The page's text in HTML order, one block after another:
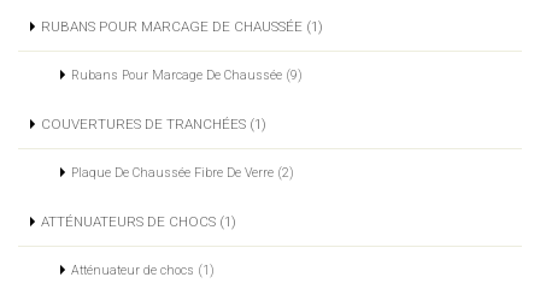
RUBANS POUR MARCAGE DE CHAUSSÉE (1)
Rubans Pour Marcage De Chaussée (9)
COUVERTURES DE TRANCHÉES (1)
Plaque De Chaussée Fibre De Verre (2)
ATTÉNUATEURS DE CHOCS (1)
Atténuateur de chocs (1)